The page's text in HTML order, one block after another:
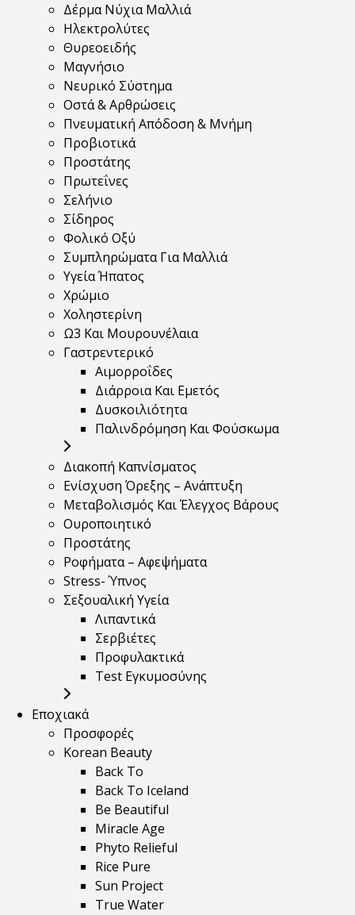
Δέρμα Νύχια Μαλλιά
Ηλεκτρολύτες
Θυρεοειδής
Μαγνήσιο
Νευρικό Σύστημα
Οστά & Αρθρώσεις
Πνευματική Απόδοση & Μνήμη
Προβιοτικά
Προστάτης
Πρωτεΐνες
Σελήνιο
Σίδηρος
Φολικό Οξύ
Συμπληρώματα Για Μαλλιά
Υγεία Ήπατος
Χρώμιο
Χοληστερίνη
Ω3 Και Μουρουνέλαια
Γαστρεντερικό
Αιμορροΐδες
Διάρροια Και Εμετός
Δυσκοιλιότητα
Παλινδρόμηση Και Φούσκωμα
Διακοπή Καπνίσματος
Ενίσχυση Όρεξης – Ανάπτυξη
Μεταβολισμός Και Έλεγχος Βάρους
Ουροποιητικό
Προστάτης
Ροφήματα – Αφεψήματα
Stress- Ύπνος
Σεξουαλική Υγεία
Λιπαντικά
Σερβιέτες
Προφυλακτικά
Test Εγκυμοσύνης
Εποχιακά
Προσφορές
Korean Beauty
Back To
Back To Iceland
Be Beautiful
Miracle Age
Phyto Relieful
Rice Pure
Sun Project
True Water